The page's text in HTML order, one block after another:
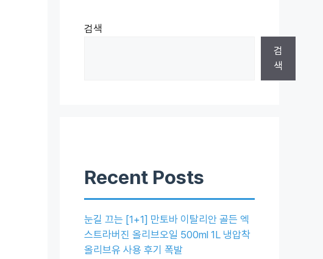
검색
검
색
Recent Posts
눈길 끄는 [1+1] 만토바 이탈리안 골든 엑
스트라버진 올리브오일 500ml 1L 냉압착
올리브유 사용 후기 폭발